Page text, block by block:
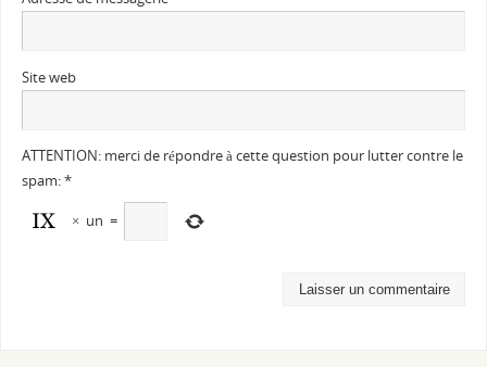
Site web
ATTENTION: merci de répondre à cette question pour lutter contre le
spam:*
× un =